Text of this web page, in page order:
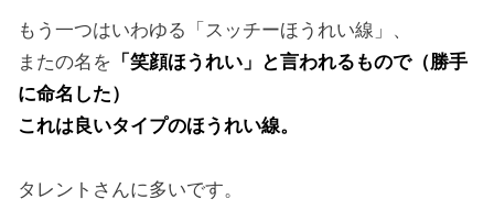
もう一つはいわゆる「スッチーほうれい線」、
またの名を 「笑顔ほうれい」と言われるもので（勝手
に命名した）
これは良いタイプのほうれい線。
タレントさんに多いです。